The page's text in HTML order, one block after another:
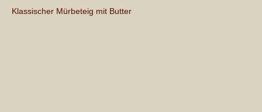
Klassischer Mürbeteig mit Butter